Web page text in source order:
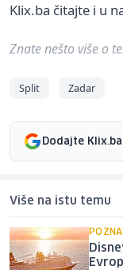
Klix.ba čitajte i u
Znate nešto više o
Split Zadar
Dodajte
Više na istu temu